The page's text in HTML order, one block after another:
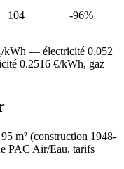
104 -96%
kWh — électricité 0,052
0.2516 €/kWh, gaz
95 m² (construction 1948-
PAC Air/Eau, tarifs